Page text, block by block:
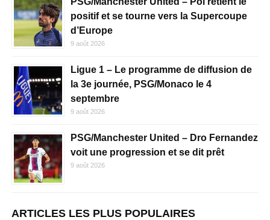
positif et se tourne vers la Supercoupe
d’Europe
9 août 2026
Ligue 1 – Le programme de diffusion de
la 3e journée, PSG/Monaco le 4
septembre
9 août 2026
PSG/Manchester United – Dro Fernandez
voit une progression et se dit prêt
9 août 2026
ARTICLES LES PLUS POPULAIRES